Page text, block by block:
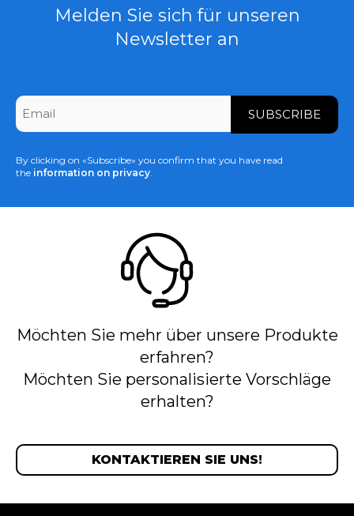
Melden Sie sich für unseren
Newsletter an
CAPTCHA
Email
By clicking on «Subscribe» you confirm that you have read
the information on privacy.
Möchten Sie mehr über unsere Produkte
erfahren?
Möchten Sie personalisierte Vorschläge
erhalten?
KONTAKTIEREN SIE UNS!